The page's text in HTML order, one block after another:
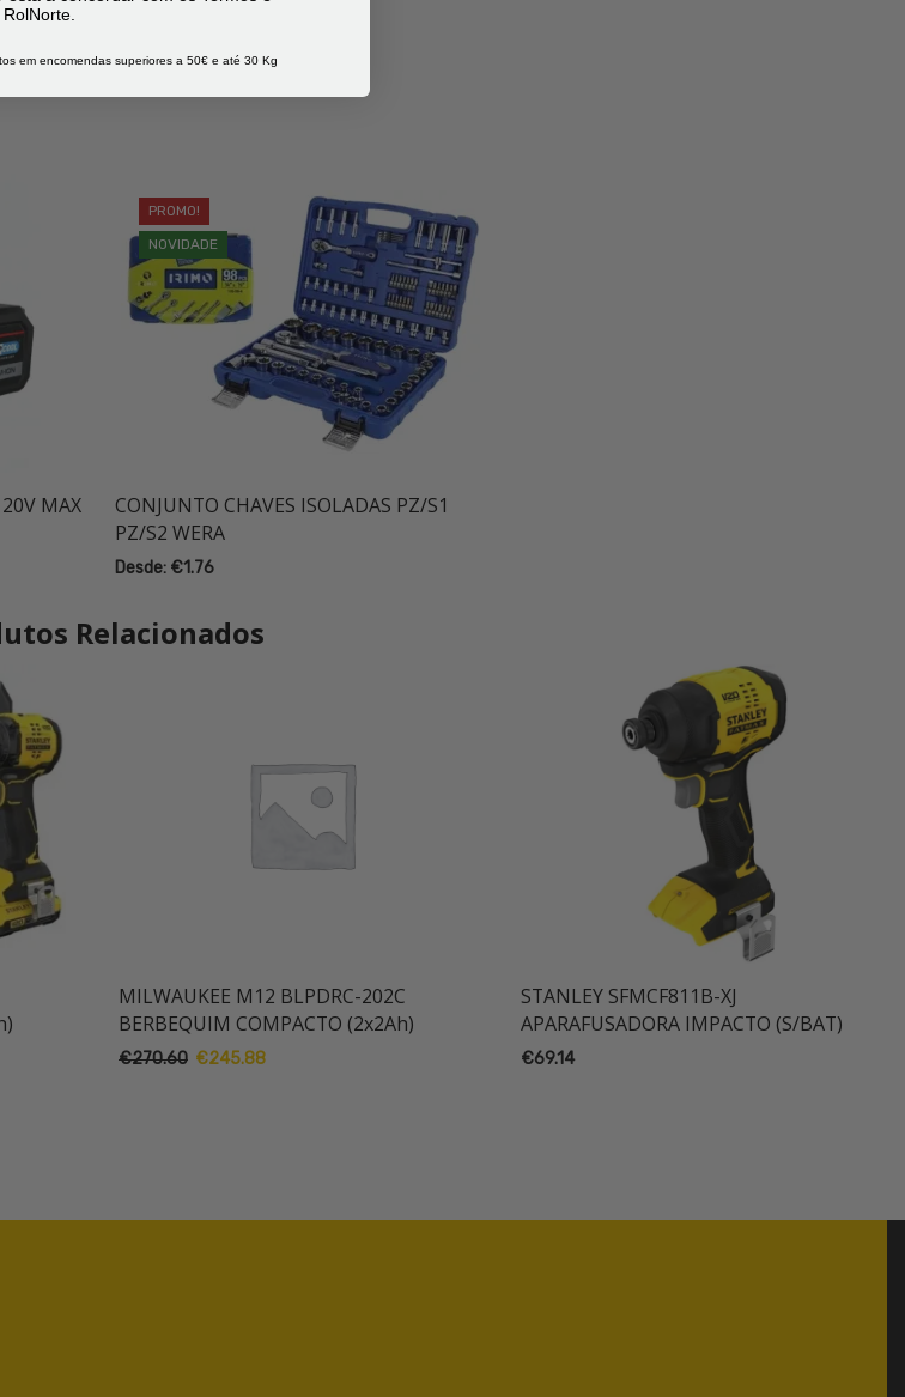
MAX
PROMO!
NOVIDADE
CONJUNTO CHAVES ISOLADAS PZ/S1
PZ/S2 WERA
Desde: €1.76
Relacionados
MILWAUKEE M12 BLPDRC-202C
BERBEQUIM COMPACTO (2x2Ah)
€270.60 O€245.88O
STANLEY SFMCF811B-XJ
APARAFUSADORA IMPACTO (S/BAT)
€69.14
em encomendas superiores a 50€ e até 30 Kg